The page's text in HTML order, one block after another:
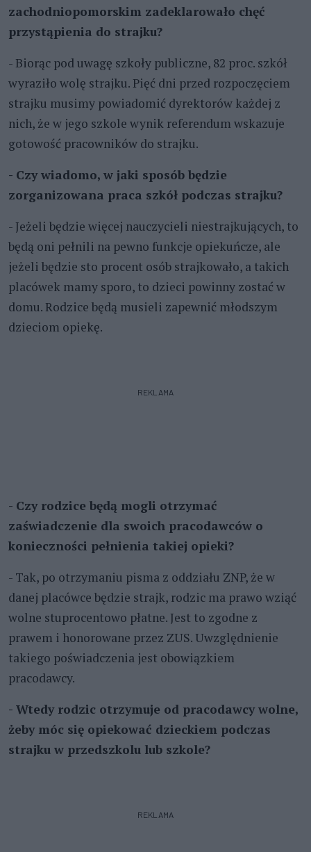
zachodniopomorskim zadeklarowało chęć
przystąpienia do strajku?
- Biorąc pod uwagę szkoły publiczne, 82 proc. szkół
wyraziło wolę strajku. Pięć dni przed rozpoczęciem
strajku musimy powiadomić dyrektorów każdej z
nich, że w jego szkole wynik referendum wskazuje
gotowość pracowników do strajku.
- Czy wiadomo, w jaki sposób będzie
zorganizowana praca szkół podczas strajku?
- Jeżeli będzie więcej nauczycieli niestrajkujących, to
będą oni pełnili na pewno funkcje opiekuńcze, ale
jeżeli będzie sto procent osób strajkowało, a takich
placówek mamy sporo, to dzieci powinny zostać w
domu. Rodzice będą musieli zapewnić młodszym
dzieciom opiekę.
REKLAMA
- Czy rodzice będą mogli otrzymać
zaświadczenie dla swoich pracodawców o
konieczności pełnienia takiej opieki?
- Tak, po otrzymaniu pisma z oddziału ZNP, że w
danej placówce będzie strajk, rodzic ma prawo wziąć
wolne stuprocentowo płatne. Jest to zgodne z
prawem i honorowane przez ZUS. Uwzględnienie
takiego poświadczenia jest obowiązkiem
pracodawcy.
- Wtedy rodzic otrzymuje od pracodawcy wolne,
żeby móc się opiekować dzieckiem podczas
strajku w przedszkolu lub szkole?
REKLAMA